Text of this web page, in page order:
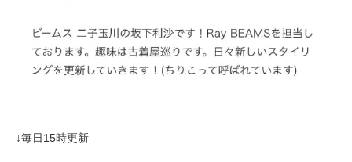
↓毎日15時更新